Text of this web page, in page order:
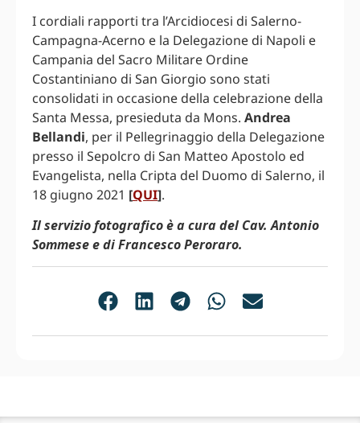
I cordiali rapporti tra l’Arcidiocesi di Salerno-
Campagna-Acerno e la Delegazione di Napoli e
Campania del Sacro Militare Ordine
Costantiniano di San Giorgio sono stati
consolidati in occasione della celebrazione della
Santa Messa, presieduta da Mons. Andrea
Bellandi, per il Pellegrinaggio della Delegazione
presso il Sepolcro di San Matteo Apostolo ed
Evangelista, nella Cripta del Duomo di Salerno, il
18 giugno 2021 [QUI].
Il servizio fotografico è a cura del Cav. Antonio
Sommese e di Francesco Peroraro.